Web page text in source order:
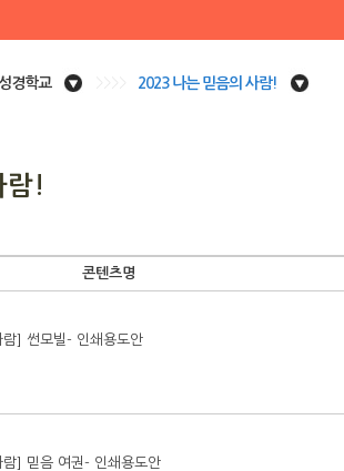
경학교 2023 나는 믿음의 사람!
람!
콘텐츠명
람] 썬모빌- 인쇄용도안
람] 믿음 여권- 인쇄용도안